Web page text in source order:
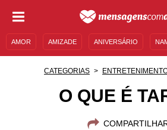
AMOR AMIZADE ANIVERSÁRIO
AUTOAJUDA
CATEGORIAS
O QUE É